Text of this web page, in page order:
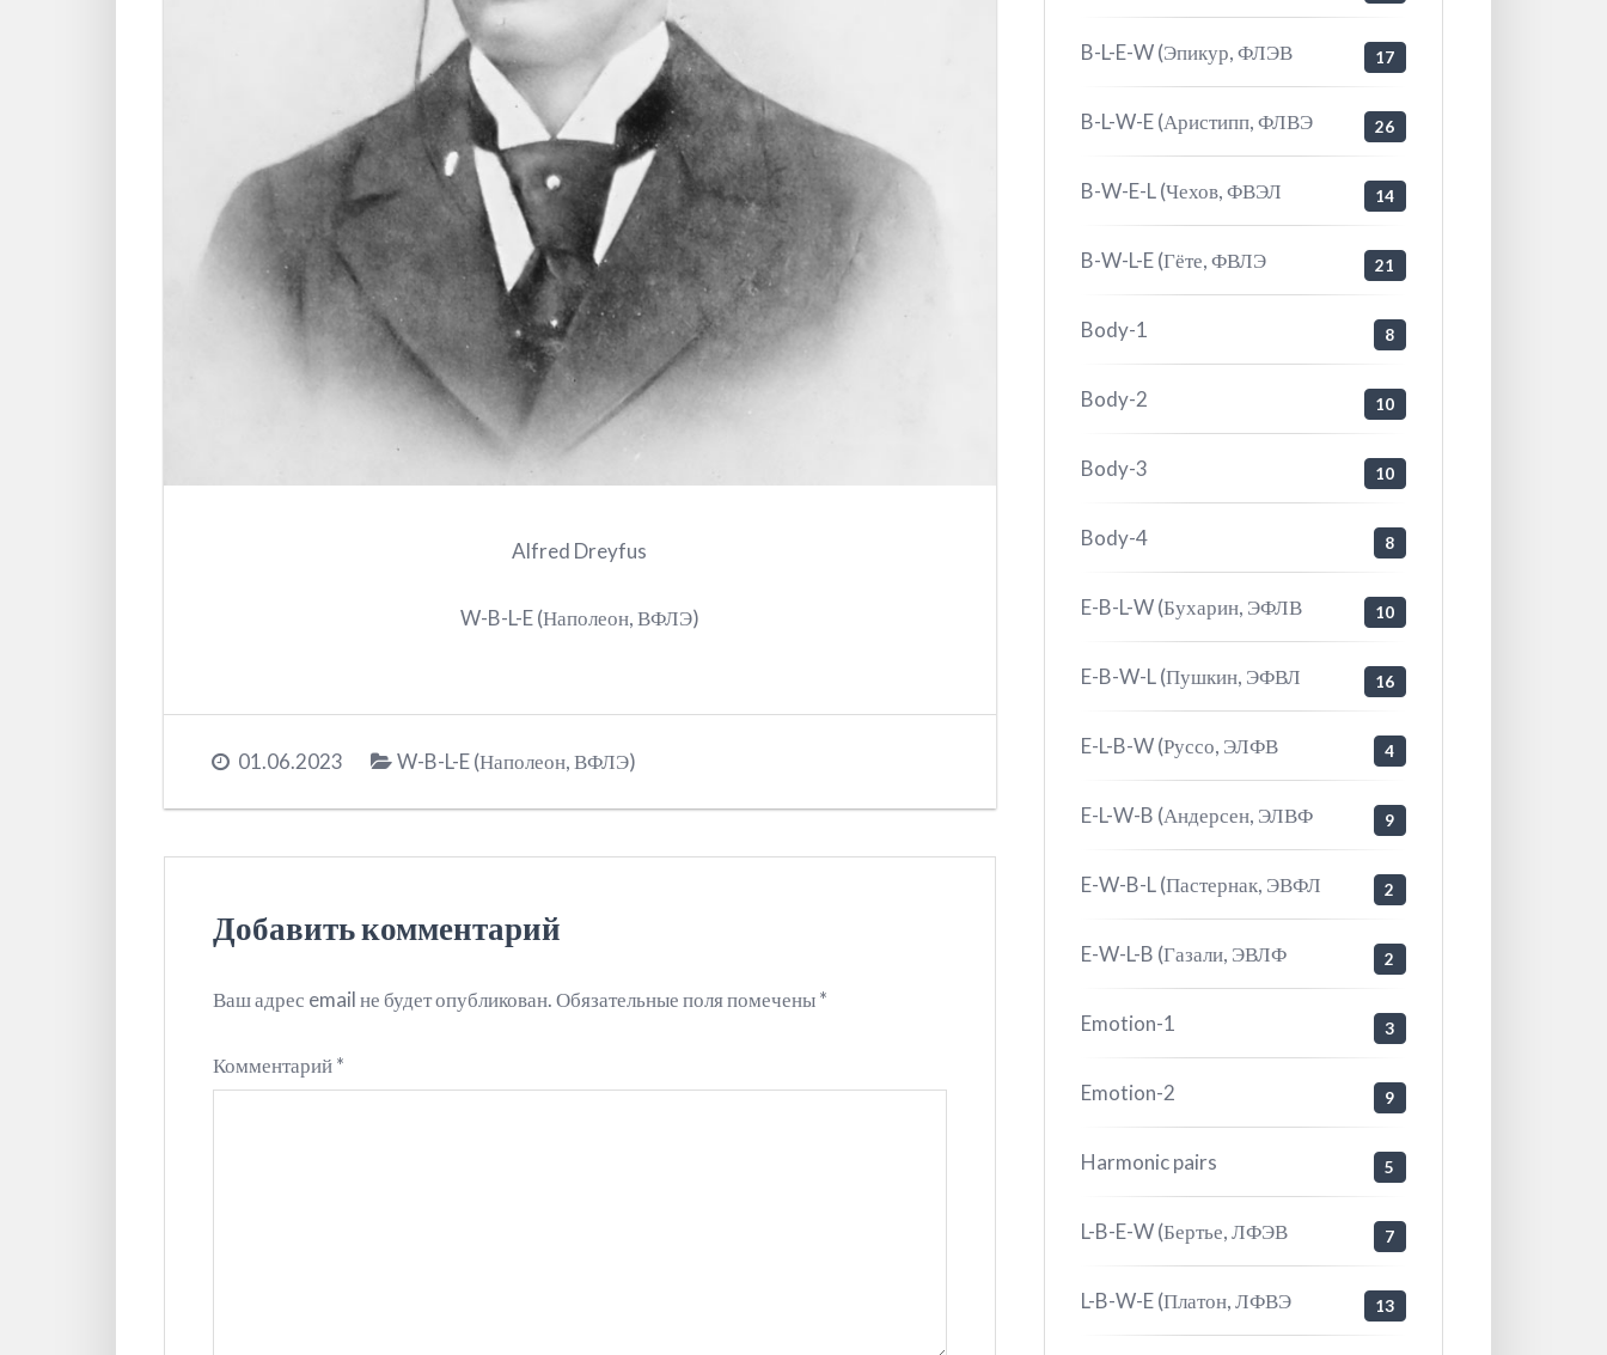
Alfred Dreyfus
W-B-L-E (Наполеон, ВФЛЭ)
01.06.2023 W-B-L-E (Наполеон, ВФЛЭ)
Добавить комментарий
Ваш адрес email не будет опубликован.Обязательные поля помечены*
Комментарий*
B-L-E-W (Эпикур, ФЛЭВ 17
B-L-W-E (Аристипп, ФЛВЭ 26
B-W-E-L (Чехов, ФВЭЛ 14
B-W-L-E (Гёте, ФВЛЭ 21
Body-1 8
Body-2 10
Body-3 10
Body-4 8
E-B-L-W (Бухарин, ЭФЛВ 10
E-B-W-L (Пушкин, ЭФВЛ 16
E-L-B-W (Руссо, ЭЛФВ 4
E-L-W-B (Андерсен, ЭЛВФ 9
E-W-B-L (Пастернак, ЭВФЛ 2
E-W-L-B (Газали, ЭВЛФ 2
Emotion-1 3
Emotion-2 9
Harmonic pairs 5
L-B-E-W (Бертье, ЛФЭВ 7
L-B-W-E (Платон, ЛФВЭ 13